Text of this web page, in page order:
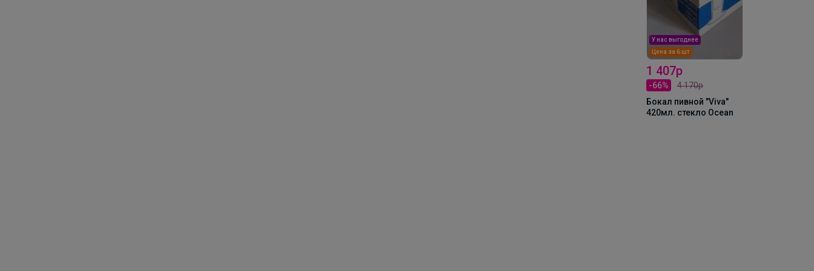
99р
Ложка для
мороженого,десерта
"Серебряная лопата"